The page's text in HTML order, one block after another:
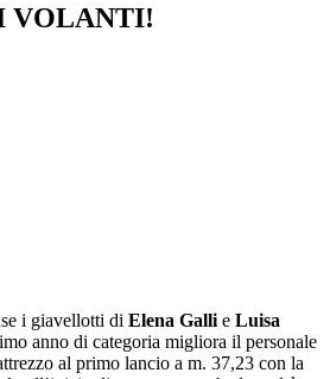
VOLANTI!
i giavellotti di Elena Galli e Luisa
anno di categoria migliora il personale
al primo lancio a m. 37,23 con la